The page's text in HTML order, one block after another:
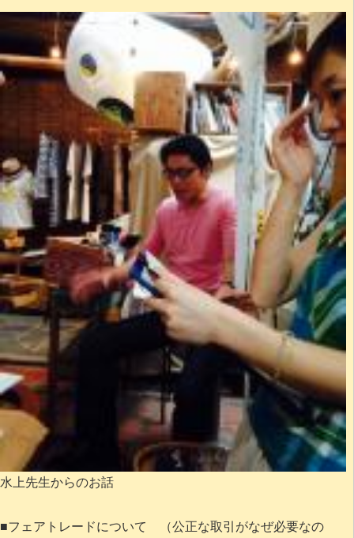
水上先生からのお話
■フェアトレードについて （公正な取引がなぜ必要なの